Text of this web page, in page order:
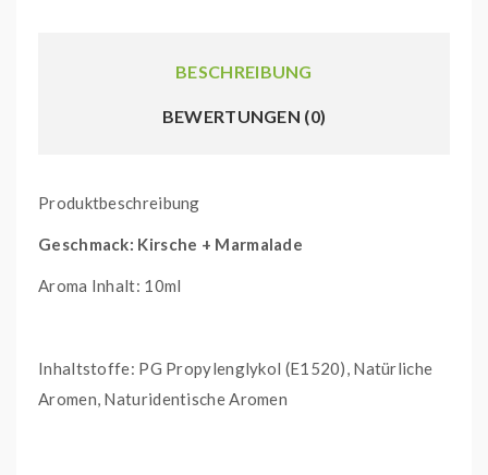
BESCHREIBUNG
BEWERTUNGEN (0)
Produktbeschreibung
Geschmack: Kirsche + Marmalade
Aroma Inhalt: 10ml
Inhaltstoffe: PG Propylenglykol (E1520), Natürliche
Aromen, Naturidentische Aromen